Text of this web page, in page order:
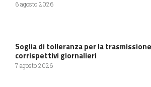
6 agosto 2026
Soglia di tolleranza per la
corrispettivi giornalieri
7 agosto 2026